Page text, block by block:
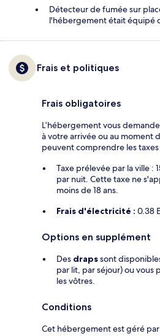
Détecteur de fumée sur
l'hébergement était équipé
Frais et politiques
Frais obligatoires
L’hébergement vous
à votre arrivée ou au moment
peuvent comprendre les
Taxe prélevée par la ville :
par nuit. Cette taxe ne
moins de 18 ans.
Frais d'électricité : 0.38
Options en supplément
Des drapssont
par lit, par séjour) ou vous
les vôtres.
Conditions
Cet hébergement est géré